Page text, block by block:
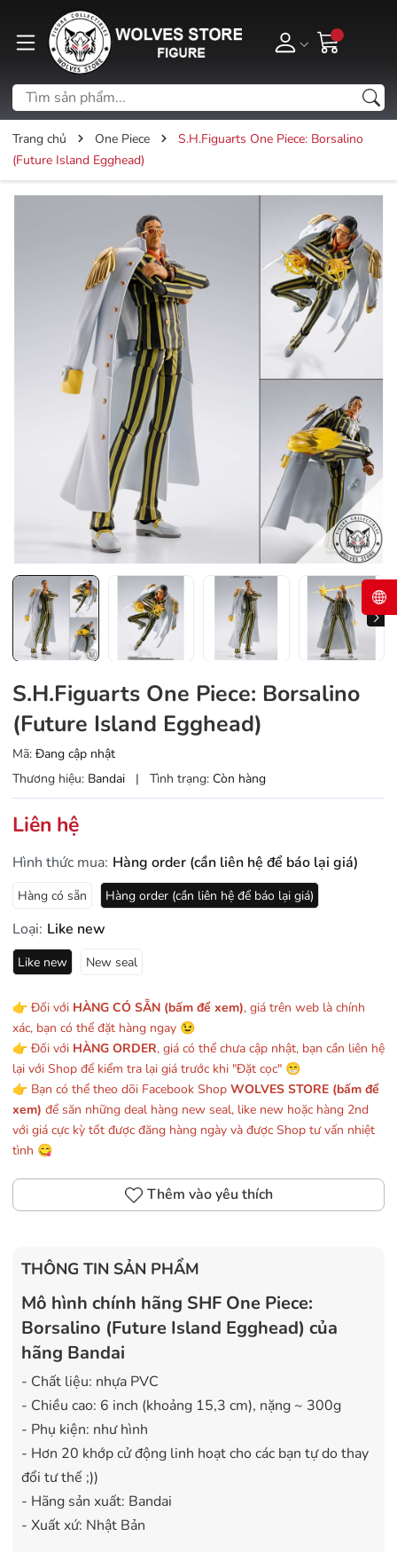
Trang chủ One Piece
S.H.Figuarts One Piece: Borsalino
(Future Island Egghead)
S.H.Figuarts One Piece: Borsalino
(Future Island Egghead)
Mã: Đang cập nhật
Thương hiệu: Bandai | Tình trạng: Còn hàng
Liên hệ
Hình thức mua: Hàng order (cần liên hệ để báo lại giá)
Hàng có sẵn Hàng order (cần liên hệ để báo lại giá)
Loại: Like new
Like new New seal
👉 Đối với HÀNG CÓ SẴN (bấm để xem), giá trên web là chính
xác, bạn có thể đặt hàng ngay 😉
👉 Đối với HÀNG ORDER, giá có thể chưa cập nhật, bạn cần liên hệ
lại với Shop để kiểm tra lại giá trước khi "Đặt cọc" 😁
👉 Bạn có thể theo dõi Facebook Shop WOLVES STORE (bấm để
xem) để săn những deal hàng new seal, like new hoặc hàng 2nd
với giá cực kỳ tốt được đăng hàng ngày và được Shop tư vấn nhiệt
tình 😋
Thêm vào yêu thích
THÔNG TIN SẢN PHẨM
Mô hình chính hãng SHF One Piece:
Borsalino (Future Island Egghead) của
hãng Bandai
- Chất liệu: nhựa PVC
- Chiều cao: 6 inch (khoảng 15,3 cm), nặng ~ 300g
- Phụ kiện: như hình
- Hơn 20 khớp cử động linh hoạt cho các bạn tự do thay
đổi tư thế ;))
- Hãng sản xuất: Bandai
- Xuất xứ: Nhật Bản